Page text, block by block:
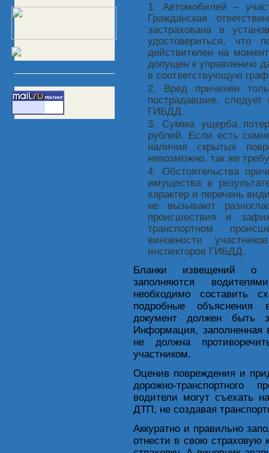
Автомобилей –
Гражданская
застрахована в
удостовериться, что
действителен на
допущен к управлению
в соответствующую
Вред причинен
пострадавшие,
ГИБДД.
Сумма ущерба
рублей. Если есть
наличия скрытых
невозможно, так же
Обстоятельства
имущества в
характер и перечень
не вызывают
происшествия и
транспортном
виновности
инспекторов ГИБДД.
Бланки извещений о
заполняются
необходимо составить
подробные объяснения
документ должен быть
Информация,
не должна
участником.
Оценив повреждения и
дорожно-
водители могут съехать
ДТП, не создавая
Аккуратно и правильно
отнести в свою страховую